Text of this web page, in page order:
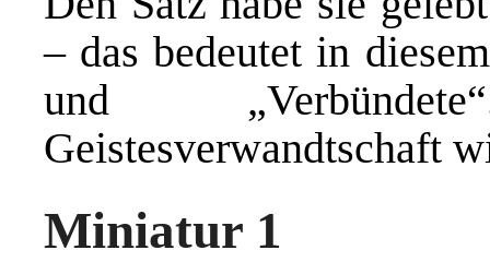
– das bedeutet in
und
Geistesverwandtschaft
Miniatur 1